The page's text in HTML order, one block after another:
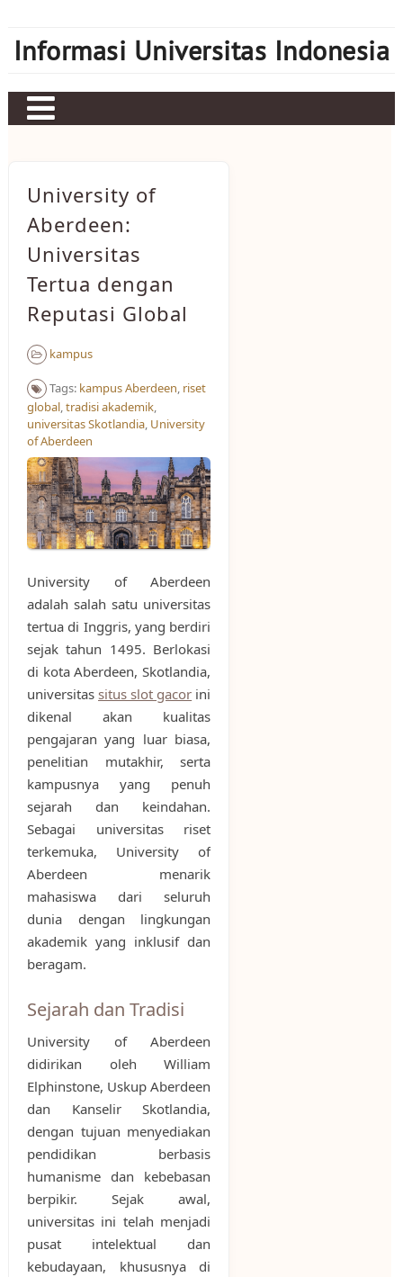
content
Informasi Universitas Indonesia
Sbobet
Mahjong Ways 2
Server Kamboja
Server Thailand
bonus new member
University of
Aberdeen:
Universitas
Tertua dengan
Reputasi Global
kampus
Tags: kampus Aberdeen, riset
global,tradisi akademik,
universitas Skotlandia, University
of Aberdeen
University of Aberdeen
adalah salah satu universitas
tertua di Inggris, yang berdiri
sejak tahun 1495. Berlokasi
di kota Aberdeen, Skotlandia,
universitas situs slot gacor ini
dikenal akan kualitas
pengajaran yang luar biasa,
penelitian mutakhir, serta
kampusnya yang penuh
sejarah dan keindahan.
Sebagai universitas riset
terkemuka, University of
Aberdeen menarik
mahasiswa dari seluruh
dunia dengan lingkungan
akademik yang inklusif dan
beragam.
Sejarah dan Tradisi
University of Aberdeen
didirikan oleh William
Elphinstone, Uskup Aberdeen
dan Kanselir Skotlandia,
dengan tujuan menyediakan
pendidikan berbasis
humanisme dan kebebasan
berpikir. Sejak awal,
universitas ini telah menjadi
pusat intelektual dan
kebudayaan, khususnya di